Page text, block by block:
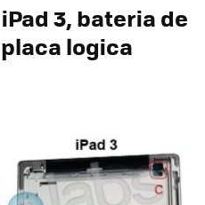
3, bateria de
logica